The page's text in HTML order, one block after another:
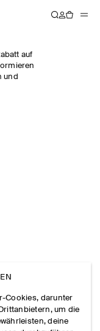
auf
und
Cookies, darunter
um die
deine